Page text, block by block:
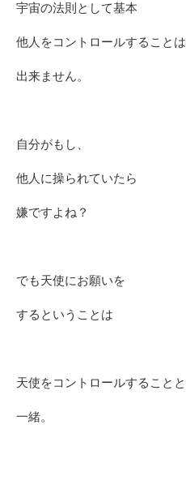
宇宙の法則として基本
他人をコントロールすることは
出来ません。
自分がもし、
他人に操られていたら
嫌ですよね？
でも天使にお願いを
するということは
天使をコントロールすることと
一緒。